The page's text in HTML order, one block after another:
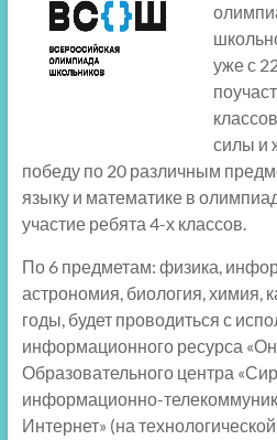
уже с
силы и
победу по 20 различным
языку и математике в
участие ребята 4-х классов.
По 6 предметам: физика,
астрономия, биология, химия,
годы, будет проводиться с
информационного ресурса
Образовательного центра
информационно-
Интернет» (на